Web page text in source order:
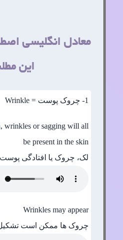
معادل انگلیسی
این
1- چروک پوست = Wrinkle
wrinkles or sagging will all
be present in the skin
لک، چروک یا افتادگی
Wrinkles may appear
چروک ها ممکن است